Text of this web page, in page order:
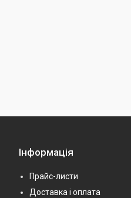
Інформація
Прайс-листи
Доставка і оплата